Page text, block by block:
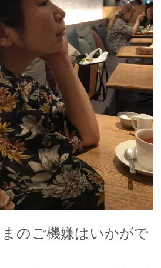
のご機嫌はいかがで